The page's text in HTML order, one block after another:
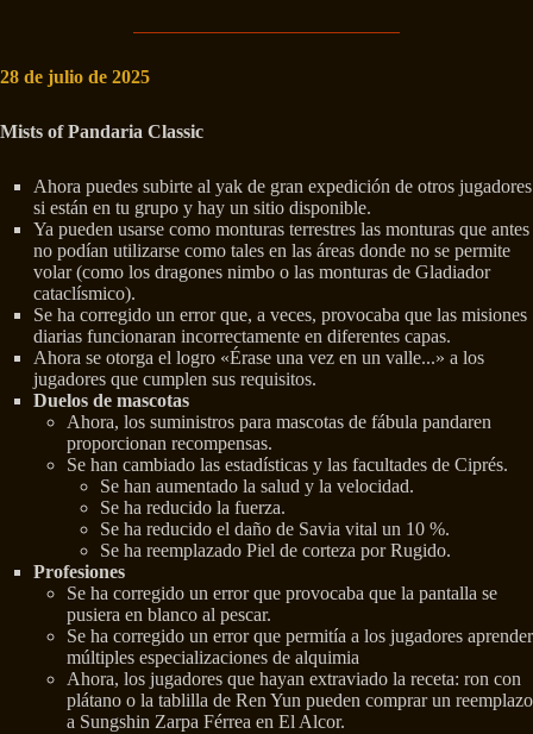
28 de julio de 2025
Mists of Pandaria Classic
Ahora puedes subirte al yak de gran expedición de otros jugadores
si están en tu grupo y hay un sitio disponible.
Ya pueden usarse como monturas terrestres las monturas que antes
no podían utilizarse como tales en las áreas donde no se permite
volar (como los dragones nimbo o las monturas de Gladiador
cataclísmico).
Se ha corregido un error que, a veces, provocaba que las misiones
diarias funcionaran incorrectamente en diferentes capas.
Ahora se otorga el logro «Érase una vez en un valle...» a los
jugadores que cumplen sus requisitos.
Duelos de mascotas
Ahora, los suministros para mascotas de fábula pandaren
proporcionan recompensas.
Se han cambiado las estadísticas y las facultades de Ciprés.
Se han aumentado la salud y la velocidad.
Se ha reducido la fuerza.
Se ha reducido el daño de Savia vital un 10 %.
Se ha reemplazado Piel de corteza por Rugido.
Profesiones
Se ha corregido un error que provocaba que la pantalla se
pusiera en blanco al pescar.
Se ha corregido un error que permitía a los jugadores aprender
múltiples especializaciones de alquimia
Ahora, los jugadores que hayan extraviado la receta: ron con
plátano o la tablilla de Ren Yun pueden comprar un reemplazo
a Sungshin Zarpa Férrea en El Alcor.